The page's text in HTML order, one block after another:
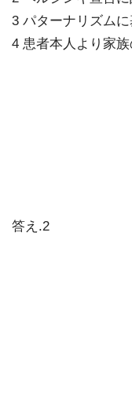
3 パターナリズムに
4 患者本人より家族
答え.2